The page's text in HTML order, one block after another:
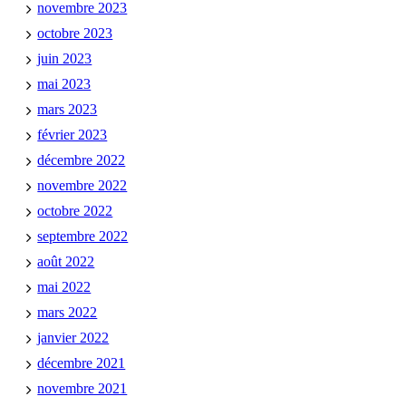
novembre 2023
octobre 2023
juin 2023
mai 2023
mars 2023
février 2023
décembre 2022
novembre 2022
octobre 2022
septembre 2022
août 2022
mai 2022
mars 2022
janvier 2022
décembre 2021
novembre 2021